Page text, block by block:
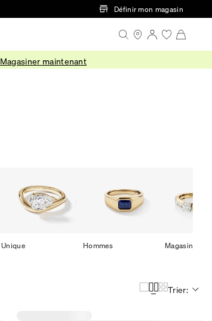
Définir mon magasin
Magasiner maintenant
Unique Hommes Magasiner
Trier: